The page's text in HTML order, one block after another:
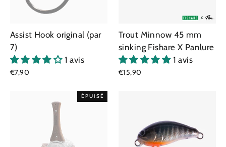
Assist Hook original (par
7)
1 avis
€7,90
Trout Minnow 45 mm
sinking Fishare X Panlure
1 avis
€15,90
ÉPUISÉ